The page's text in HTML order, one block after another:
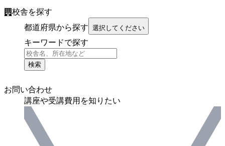
校舎を探す
都道府県から探す 選択してください
キーワードで探す
検索
お問い合わせ
講座や受講費用を知りたい